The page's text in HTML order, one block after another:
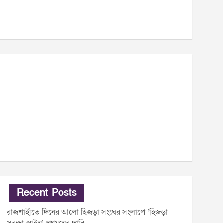
Recent Posts
রাজশাহীতে দিনের আলো হিজড়া সংঘের সংলাপে ‘হিজড়া